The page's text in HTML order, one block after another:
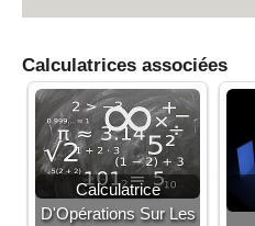
Calculatrices associées
Calculatrice
D'Opérations Sur Les